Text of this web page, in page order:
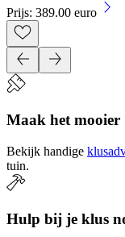
Prijs: 389.00 euro
Maak het mooier
Bekijk handige
tuin.
Hulp bij je klus